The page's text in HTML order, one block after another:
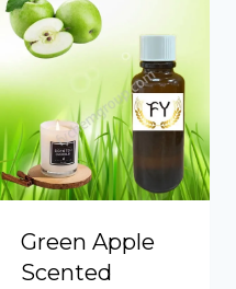
Green Apple
Scented